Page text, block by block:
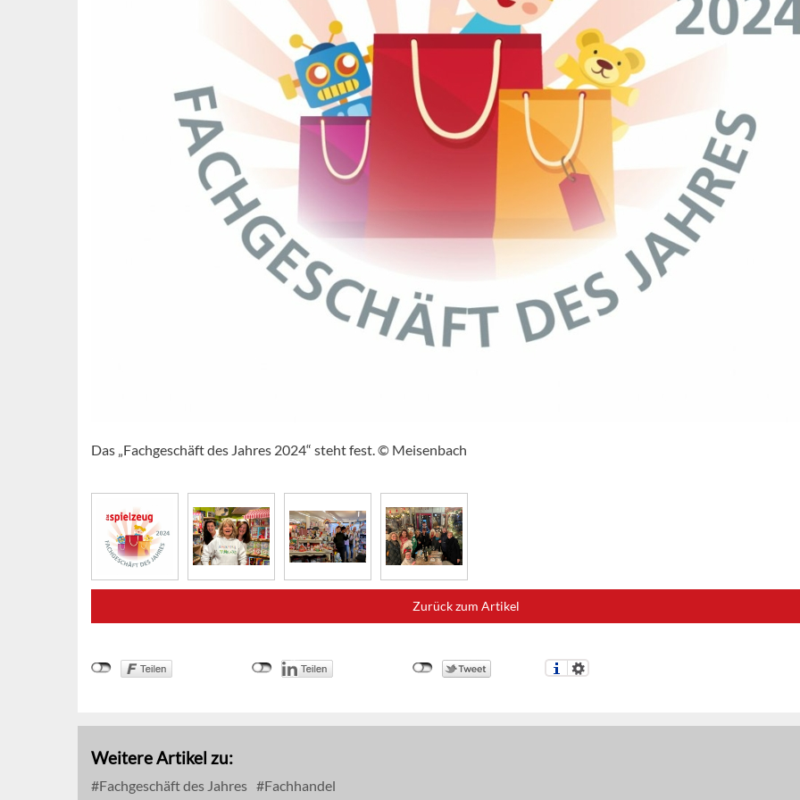
Das „Fachgeschäft des Jahres 2024“ steht fest. © Meisenbach
Zurück zum Artikel
Weitere Artikel zu:
Fachgeschäft des Jahres Fachhandel